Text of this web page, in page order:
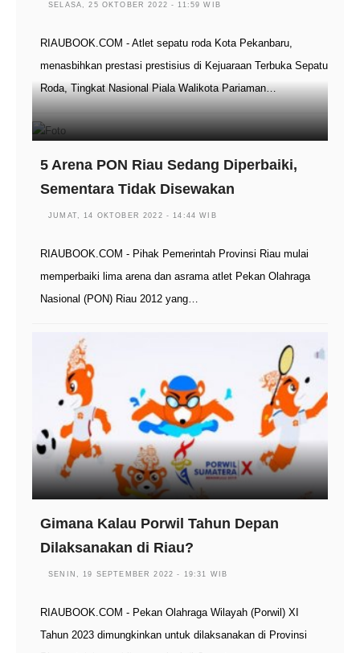
SELASA, 25 OKTOBER 2022 - 11:59 WIB
RIAUBOOK.COM - Atlet sepatu roda Kota Pekanbaru,
menasbihkan prestasi prestisius di Kejuaraan Terbuka Sepatu
Roda, Tingkat Nasional Piala Walikota Pariaman…
5 Arena PON Riau Sedang Diperbaiki,
Sementara Tidak Disewakan
JUMAT, 14 OKTOBER 2022 - 14:44 WIB
RIAUBOOK.COM - Pihak Pemerintah Provinsi Riau mulai
memperbaiki lima arena dan asrama atlet Pekan Olahraga
Nasional (PON) Riau 2012 yang…
Gimana Kalau Porwil Tahun Depan
Dilaksanakan di Riau?
SENIN, 19 SEPTEMBER 2022 - 19:31 WIB
RIAUBOOK.COM - Pekan Olahraga Wilayah (Porwil) XI
Tahun 2023 dimungkinkan untuk dilaksanakan di Provinsi